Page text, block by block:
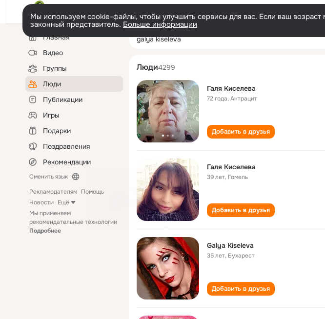
Мы используем cookie-файлы, чтобы улучшить сервисы для вас. Если ваш
законный представитель. Больше информации
Левая
колонкаГлавная
Видео
Группы
Люди
Публикации
Игры
Подарки
Поздравления
Рекомендации
Сменить язык
Рекламодателям Помощь
Новости Ещё
Мы применяем
рекомендательные технологии
Подробнее
galya kiseleva
Люди4299
Галя Киселева
72 года,Антрацит
Добавить в друзья
Галя Киселева
39 лет, Гомель
Добавить в друзья
Galya Kiseleva
35 лет, Бухарест
Добавить в друзья